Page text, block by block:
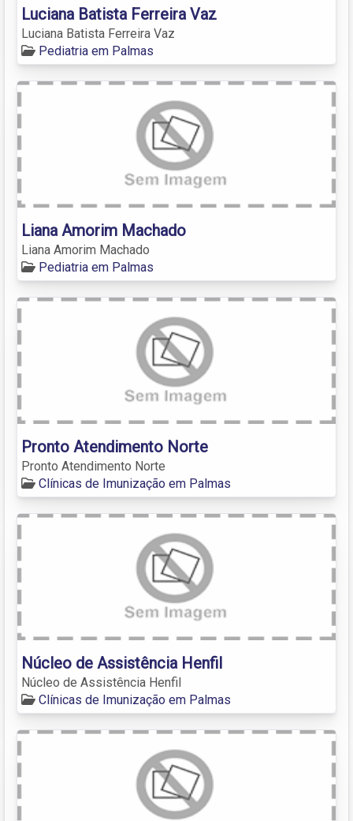
Luciana Batista Ferreira Vaz
Luciana Batista Ferreira Vaz
Pediatria em Palmas
Liana Amorim Machado
Liana Amorim Machado
Pediatria em Palmas
Pronto Atendimento Norte
Pronto Atendimento Norte
Clínicas de Imunização em Palmas
Núcleo de Assistência Henfil
Núcleo de Assistência Henfil
Clínicas de Imunização em Palmas